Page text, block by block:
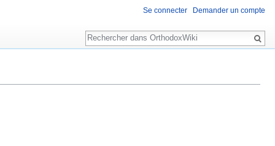
Se connecter Demander un compte
Rechercher